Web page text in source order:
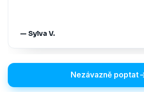
— Sylva V.
Nezávazně poptat